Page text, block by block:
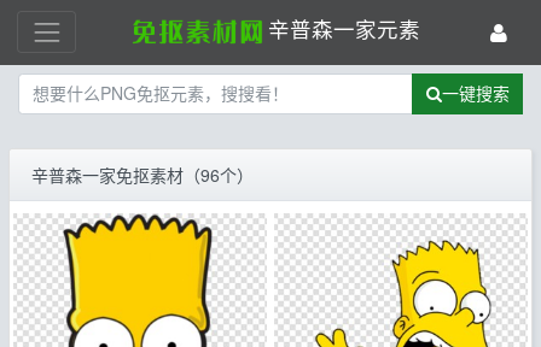
辛普森一家元素
一键搜索
辛普森一家免抠素材（96个）